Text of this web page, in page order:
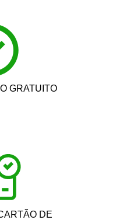
GRATUITO
DE